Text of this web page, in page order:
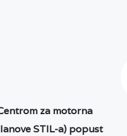
za motorna
STIL-a) popust